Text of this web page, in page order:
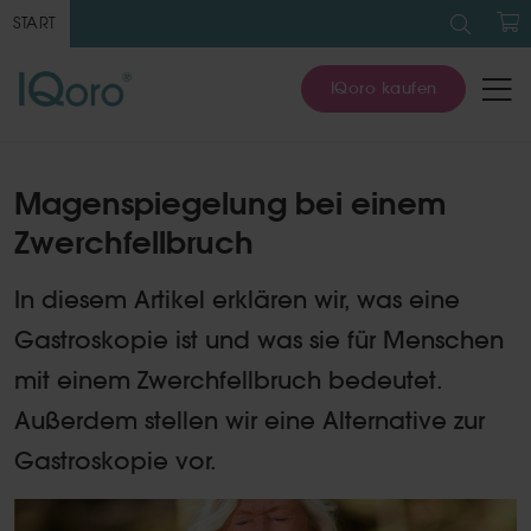
START nach:
IQoro kaufen
Magenspiegelung bei einem
Zwerchfellbruch
In diesem Artikel erklären wir, was eine
Gastroskopie ist und was sie für Menschen
mit einem Zwerchfellbruch bedeutet.
Außerdem stellen wir eine Alternative zur
Gastroskopie vor.